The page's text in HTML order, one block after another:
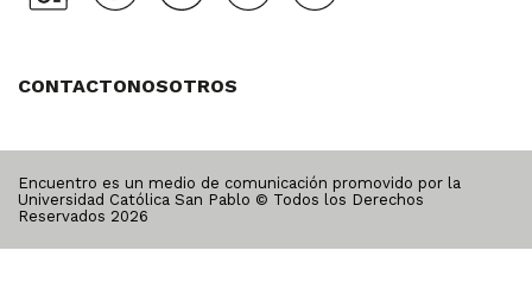
CONTACTONOSOTROS
Encuentro es un medio de comunicación promovido por la
Universidad Católica San Pablo © Todos los Derechos
Reservados 2026